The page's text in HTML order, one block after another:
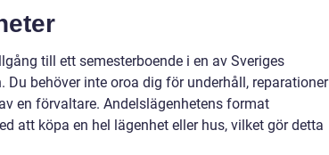
till ett semesterboende i en av Sveriges
behöver inte oroa dig för underhåll, reparationer
en förvaltare. Andelslägenhetens format
att köpa en hel lägenhet eller hus, vilket gör detta